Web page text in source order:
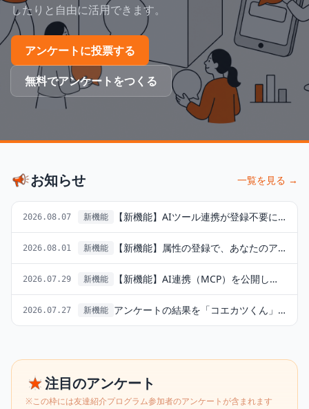
したりと自由に活用できます。
アンケートに投票する
無料でアンケートをつくる
お知らせ 一覧を見る →
2026.08.07 新機能 【新機能】AIツール連携が登録不要になりました（接続キー再発行のお願い）
2026.08.01 新機能 【新機能】属性の登録で、あなたのアンケートがトップに出やすくなります
2026.07.29 新機能 【新機能】AI連携（MCP）を公開しました — AIツールからコエカツのデータを直接引けます
2026.07.27 新機能 アンケートの結果を「コエカツくん」が解説するようになりました
注目のアンケート
※この枠には友達紹介プログラム参加者のアンケートが含まれます